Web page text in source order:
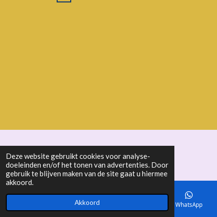
Deze website gebruikt cookies voor analyse-
doeleinden en/of het tonen van advertenties. Door
gebruik te blijven maken van de site gaat u hiermee
akkoord.
Akkoord
© 2018 - 2026 seniorenbond "De Ertepeller"
Telefoonnummer WhatsApp